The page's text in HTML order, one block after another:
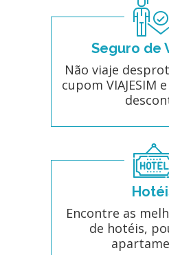
Seguro de
Não viaje
cupom VIAJESIM
Encontre as
de hotéis,